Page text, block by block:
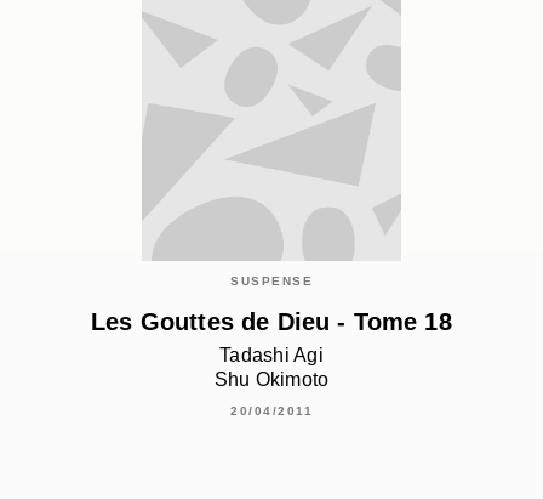
SUSPENSE
Les Gouttes de Dieu - Tome 18
Tadashi Agi
Shu Okimoto
20/04/2011